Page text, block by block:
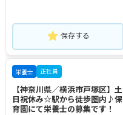
保存する
栄養士 正社員
【神奈川県／横浜市戸塚区】土
日祝休み☆駅から徒歩圏内♪保
育園にて栄養士の募集です！